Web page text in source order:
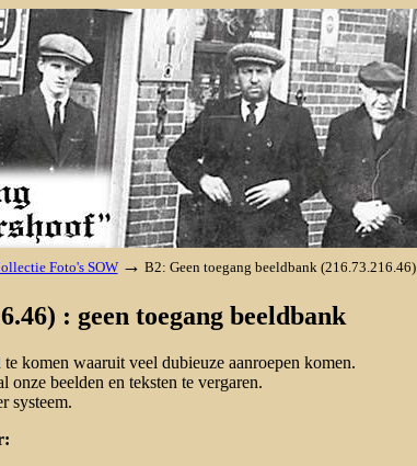
Foto's SOW → B2: Geen toegang beeldbank (216.73.216.46)
: geen toegang beeldbank
komen waaruit veel dubieuze aanroepen komen.
beelden en teksten te vergaren.
systeem.